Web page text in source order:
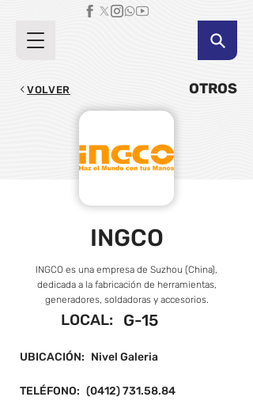
VOLVER OTROS
INGCO
INGCO es una empresa de Suzhou (China),
dedicada a la fabricación de herramientas,
generadores, soldadoras y accesorios.
LOCAL: G-15
UBICACIÓN: Nivel Galeria
TELÉFONO: (0412) 731.58.84